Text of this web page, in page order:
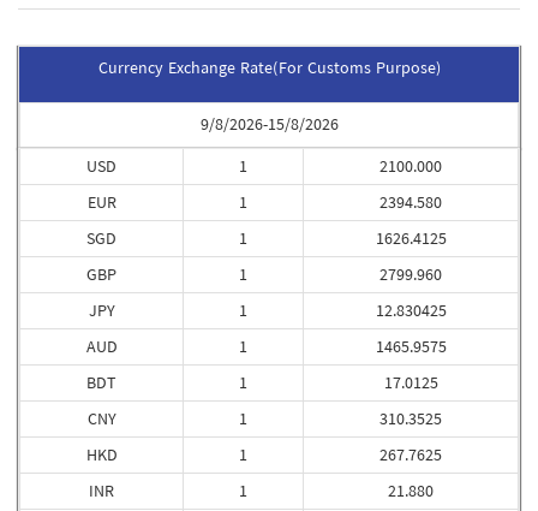
Currency Exchange Rate(For Customs Purpose)
9/8/2026-15/8/2026
USD
EUR
SGD
GBP
JPY
AUD
BDT
CNY
HKD
INR
1
1
1
1
1
1
1
1
1
1
2100.000
2394.580
1626.4125
2799.960
12.830425
1465.9575
17.0125
310.3525
267.7625
21.880